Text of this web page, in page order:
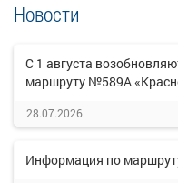
Новости
С 1 августа
маршруту №589А
28.07.2026
Информация по